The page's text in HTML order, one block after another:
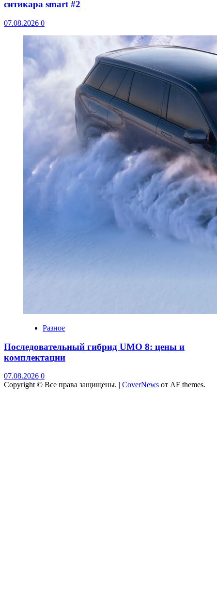
ситикара smart #2
07.08.2026 0
Разное
Последовательный гибрид UMO 8: цены и
комплектации
07.08.2026 0
Copyright © Все права защищены. | CoverNews от AF themes.